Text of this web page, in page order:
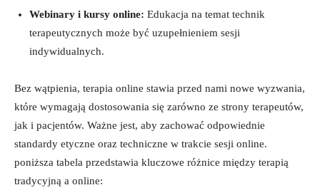
Webinary i kursy online: Edukacja na temat technik
terapeutycznych może być uzupełnieniem sesji
indywidualnych.
Bez wątpienia, terapia online stawia przed nami nowe wyzwania,‌
które wymagają dostosowania się⁤ zarówno ze strony terapeutów,
jak i pacjentów. Ważne jest,⁣ aby zachować odpowiednie
standardy⁣ etyczne​ oraz techniczne⁢ w trakcie sesji online.⁢
poniższa tabela⁣ przedstawia⁣ kluczowe ⁣różnice między terapią
tradycyjną ⁣a online: